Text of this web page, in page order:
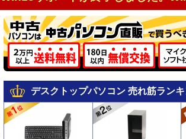
デスクトップパソコン 売れ筋ラン